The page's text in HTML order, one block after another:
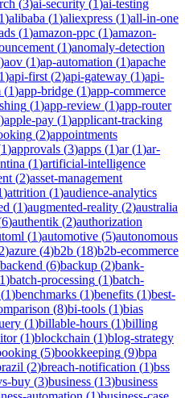
(3)ai-security (1)ai-testing
1)alibaba (1)aliexpress (1)all-in-one
(1)amazon-ppc (1)amazon-
(1)anomaly-detection
)aov (1)ap-automation (1)apache
1)api-first (2)api-gateway (1)api-
(1)app-bridge (1)app-commerce
(1)app-review (1)app-router
)apple-pay (1)applicant-tracking
(2)appointments
1)approvals (3)apps (1)ar(1)ar-
(1)artificial-intelligence
(2)asset-management
)attrition (1)audience-analytics
(1)augmented-reality (2)australia
6)authentik (2)authorization
(1)automotive (5)autonomous
2)azure (4)b2b (18)b2b-ecommerce
backend (6)backup (2)bank-
1)batch-processing (1)batch-
(1)benchmarks (1)benefits (1)best-
(8)bi-tools (1)bias
(1)billable-hours (1)billing
(1)blockchain (1)blog-strategy
(5)bookkeeping (9)bpa
(2)breach-notification (1)bss
buy (3)business (13)business